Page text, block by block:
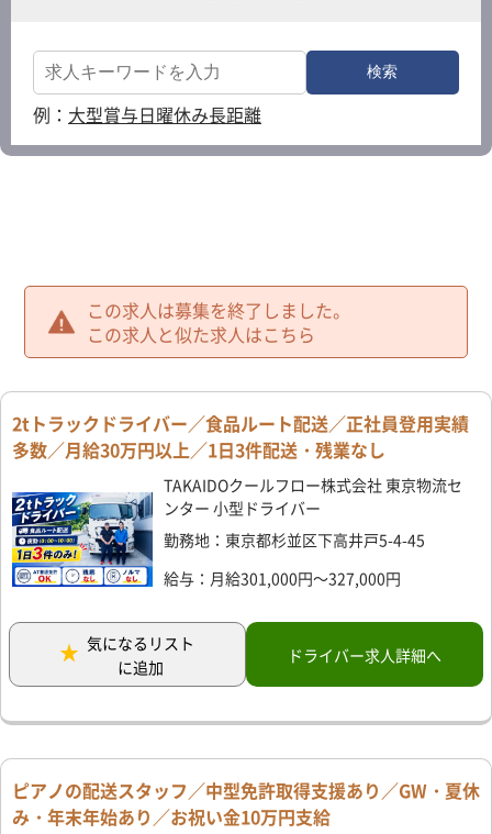
例： 大型賞与日曜休み長距離
この求人は募集を終了しました。
この求人と似た求人はこちら
2tトラックドライバー／食品ルート配送／正社員登用実績
多数／月給30万円以上／1日3件配送・残業なし
TAKAIDOクールフロー株式会社 東京物流セ
ンター 小型ドライバー
勤務地：東京都杉並区下高井戸5-4-45
給与：月給301,000円～327,000円
気になるリスト
に追加
ドライバー求人詳細へ
ピアノの配送スタッフ／中型免許取得支援あり／GW・夏休
み・年末年始あり／お祝い金10万円支給